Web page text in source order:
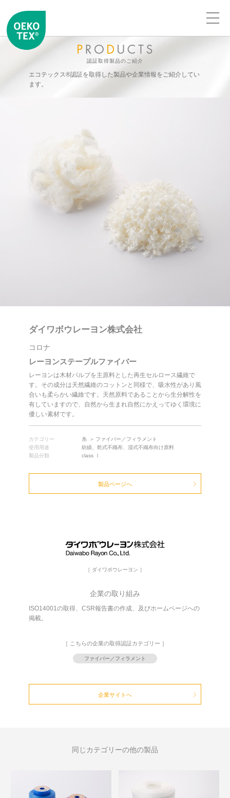
認証取得製品のご紹介
エコテックス®認証を取得した製品や企業情報をご紹介してい
ます。
ダイワボウレーヨン株式会社
コロナ
レーヨンステープルファイバー
レーヨンは木材パルプを主原料とした再生セルロース繊維で
す。その成分は天然繊維のコットンと同様で、吸水性があり風
合いも柔らかい繊維です。天然原料であることから生分解性を
有していますので、自然から生まれ自然にかえってゆく環境に
優しい素材です。
カテゴリー 糸
ファイバー／フィラメント
使用用途
紡績、乾式不織布、湿式不織布向け原料
製品分類
class Ⅰ
製品ページへ
［ ダイワボウレーヨン ］
企業の取り組み
ISO14001の取得、CSR報告書の作成、及びホームページへの
掲載。
［ こちらの企業の取得認証カテゴリー ］
ファイバー／フィラメント
企業サイトへ
同じカテゴリーの他の製品